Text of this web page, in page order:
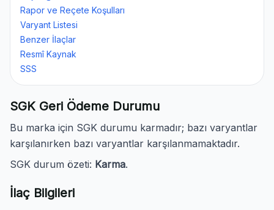
Rapor ve Reçete Koşulları
Varyant Listesi
Benzer İlaçlar
Resmî Kaynak
SSS
SGK Geri Ödeme Durumu
Bu marka için SGK durumu karmadır; bazı varyantlar
karşılanırken bazı varyantlar karşılanmamaktadır.
SGK durum özeti: Karma.
İlaç Bilgileri